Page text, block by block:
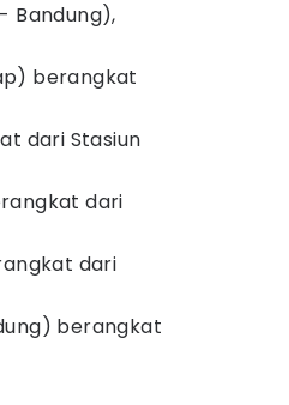
Bandung),
berangkat
dari Stasiun
dari
dari
berangkat